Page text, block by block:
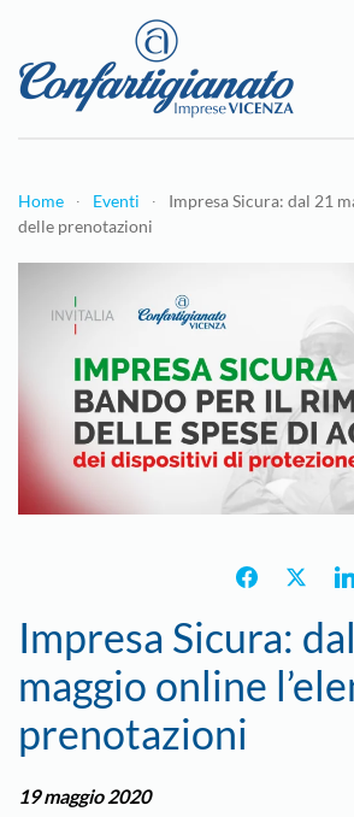
Passa al contenuto principale
Home Eventi
Impresa Sicura: dal 21
delle prenotazioni
Impresa Sicura:
maggio online
prenotazioni
19 maggio 2020